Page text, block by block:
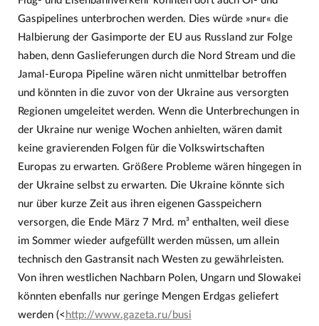
Gaspipelines unterbrochen werden. Dies würde »nur« die
Halbierung der Gasimporte der EU aus Russland zur Folge
haben, denn Gaslieferungen durch die Nord Stream und die
Jamal-Europa Pipeline wären nicht unmittelbar betroffen
und könnten in die zuvor von der Ukraine aus versorgten
Regionen umgeleitet werden. Wenn die Unterbrechungen in
der Ukraine nur wenige Wochen anhielten, wären damit
keine gravierenden Folgen für die Volkswirtschaften
Europas zu erwarten. Größere Probleme wären hingegen in
der Ukraine selbst zu erwarten. Die Ukraine könnte sich
nur über kurze Zeit aus ihren eigenen Gasspeichern
versorgen, die Ende März 7 Mrd. m³ enthalten, weil diese
im Sommer wieder aufgefüllt werden müssen, um allein
technisch den Gastransit nach Westen zu gewährleisten.
Von ihren westlichen Nachbarn Polen, Ungarn und Slowakei
könnten ebenfalls nur geringe Mengen Erdgas geliefert
werden (< http://www.gazeta.ru/busi